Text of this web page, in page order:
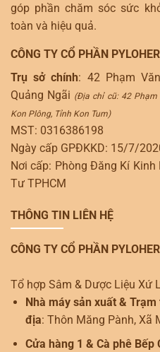
góp phần chăm sóc sức
toàn và hiệu quả.
CÔNG TY CỔ PHẦN
Trụ sở chính: 42 Phạm
Quảng Ngãi (Địa chỉ cũ: 42 Phạm
Kon Plông, Tỉnh Kon Tum)
MST: 0316386198
Ngày cấp GPĐKKD: 15/7/
Nơi cấp: Phòng Đăng Kí Kinh
Tư TPHCM
THÔNG TIN LIÊN HỆ
CÔNG TY CỔ PHẦN
Tổ hợp Sâm & Dược Liệu Xứ
Nhà máy sản xuất &
địa: Thôn Măng Pành, Xã
Cửa hàng 1 & Cà phê Bếp